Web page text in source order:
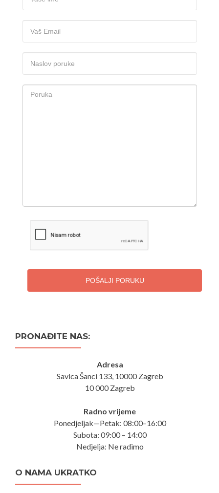
POŠALJI PORUKU
PRONAĐITE NAS:
Adresa
Savica Šanci 133, 10000 Zagreb
10 000 Zagreb
Radno vrijeme
Ponedjeljak—Petak: 08:00–16:00
Subota: 09:00 – 14:00
Nedjelja: Ne radimo
O NAMA UKRATKO